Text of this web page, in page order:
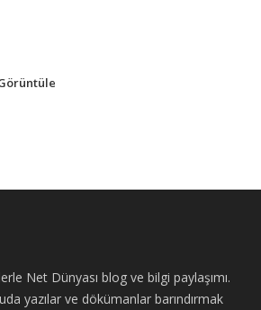
Net Dünyası blog ve bilgi paylaşımı.
yazılar ve dökümanlar barındırmak